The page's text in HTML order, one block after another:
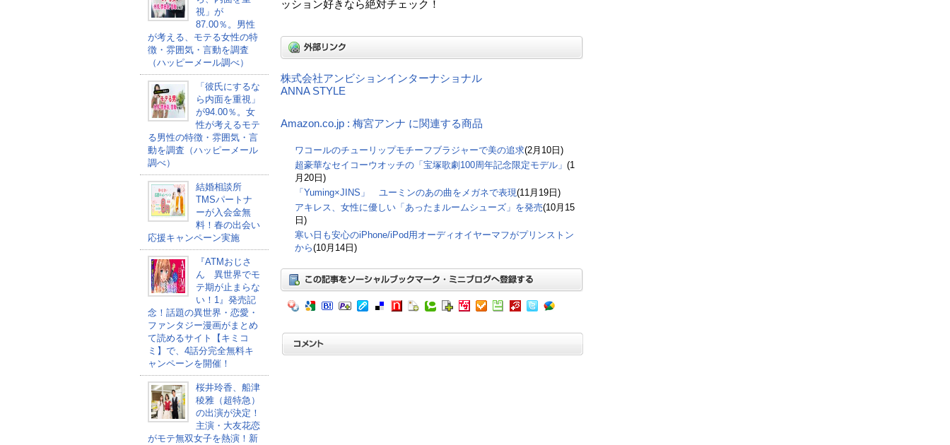
視」が
87.00％。男性
が考える、モテる女性の特
徴・雰囲気・言動を調査
（ハッピーメール調べ）
「彼氏にするな
ら内面を重視」
が94.00％。女
性が考えるモテ
る男性の特徴・雰囲気・言
動を調査（ハッピーメール
調べ）
結婚相談所
TMSパートナ
ーが入会金無
料！春の出会い
応援キャンペーン実施
『ATMおじさ
ん 異世界でモ
テ期が止まらな
い！1』発売記
念！話題の異世界・恋愛・
ファンタジー漫画がまとめ
て読めるサイト【キミコ
ミ】で、4話分完全無料キ
ャンペーンを開催！
桜井玲香、船津
稜雅（超特急）
の出演が決定！
主演・大友花恋
がモテ無双女子を熱演！新
ッション好きなら絶対チェック！
株式会社アンビションインターナショナル
ANNA STYLE
Amazon.co.jp : 梅宮アンナ に関連する商品
ワコールのチューリップモチーフブラジャーで美の追求(2月10日)
超豪華なセイコーウオッチの「宝塚歌劇100周年記念限定モデル」 (1
月20日)
「Yuming×JINS」 ユーミンのあの曲をメガネで表現(11月19日)
アキレス、女性に優しい「あったまルームシューズ」を発売(10月15
日)
寒い日も安心のiPhone/iPod用オーディオイヤーマフがプリンストン
から(10月14日)